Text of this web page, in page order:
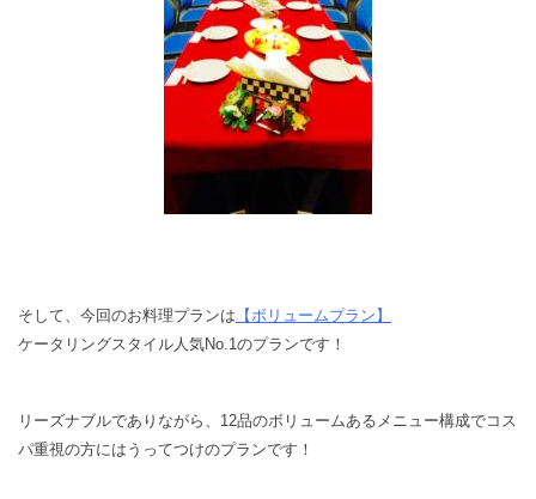
そして、今回のお料理プランは 【ボリュームプラン】
ケータリングスタイル人気No.1のプランです！
リーズナブルでありながら、12品のボリュームあるメニュー構成でコス
パ重視の方にはうってつけのプランです！